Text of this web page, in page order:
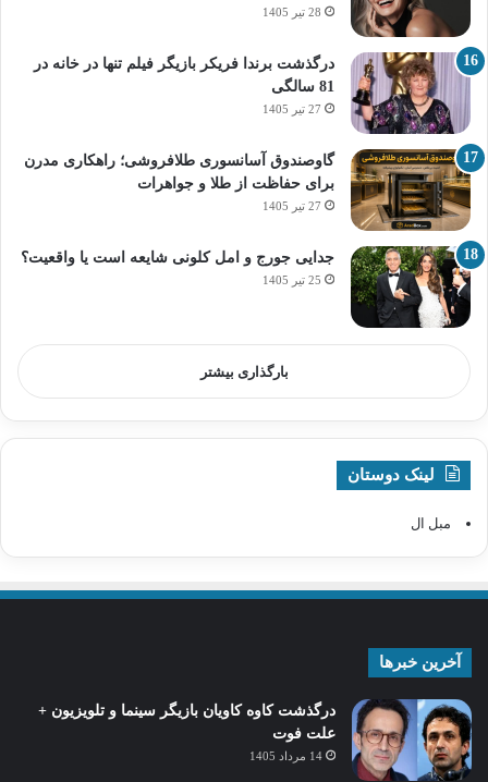
28 تیر 1405
درگذشت برندا فریکر بازیگر فیلم تنها در خانه در
81 سالگی
27 تیر 1405
گاوصندوق آسانسوری طلافروشی؛ راهکاری مدرن
برای حفاظت از طلا و جواهرات
27 تیر 1405
جدایی جورج و امل کلونی شایعه است یا واقعیت؟
25 تیر 1405
بارگذاری بیشتر
لینک دوستان
مبل ال
آخرین خبرها
درگذشت کاوه کاویان بازیگر سینما و تلویزیون +
علت فوت
14 مرداد 1405